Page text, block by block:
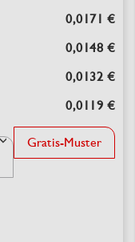
0,0171 €
0,0148 €
0,0132 €
0,0119 €
Gratis-Muster